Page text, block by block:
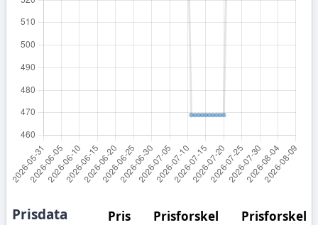
Prisdata Pris Prisforskel
Prisforskel